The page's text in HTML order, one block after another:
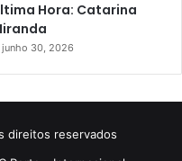
Hora: Catarina
junho 30, 2026
direitos reservados